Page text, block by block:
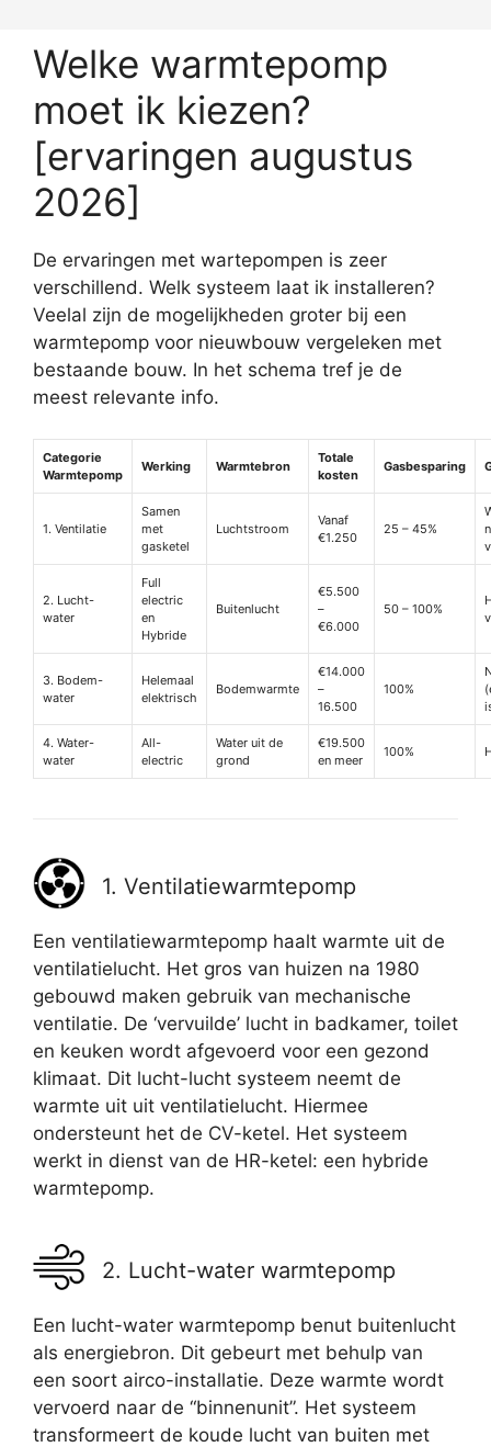
Welke warmtepomp
moet ik kiezen?
[ervaringen augustus
2026]
De ervaringen met wartepompen is zeer
verschillend. Welk systeem laat ik installeren?
Veelal zijn de mogelijkheden groter bij een
warmtepomp voor nieuwbouw vergeleken met
bestaande bouw. In het schema tref je de
meest relevante info.
Categorie
Warmtepomp
Werking Warmtebron
Totale
kosten
Gasbesparing
1. Ventilatie
Samen
met
gasketel
Luchtstroom
Vanaf
€1.250
25 – 45%
2. Lucht-
water
Full
electric
en
Hybride
Buitenlucht
€5.500
–
€6.000
50 – 100%
3. Bodem-
water
Helemaal
elektrisch
Bodemwarmte
€14.000
–
16.500
100%
4. Water-
water
All-
electric
Water uit de
grond
€19.500
en meer
100%
1. Ventilatiewarmtepomp
Een ventilatiewarmtepomp haalt warmte uit de
ventilatielucht. Het gros van huizen na 1980
gebouwd maken gebruik van mechanische
ventilatie. De ‘vervuilde’ lucht in badkamer, toilet
en keuken wordt afgevoerd voor een gezond
klimaat. Dit lucht-lucht systeem neemt de
warmte uit uit ventilatielucht. Hiermee
ondersteunt het de CV-ketel. Het systeem
werkt in dienst van de HR-ketel: een hybride
warmtepomp.
2. Lucht-water warmtepomp
Een lucht-water warmtepomp benut buitenlucht
als energiebron. Dit gebeurt met behulp van
een soort airco-installatie. Deze warmte wordt
vervoerd naar de “binnenunit”. Het systeem
transformeert de koude lucht van buiten met